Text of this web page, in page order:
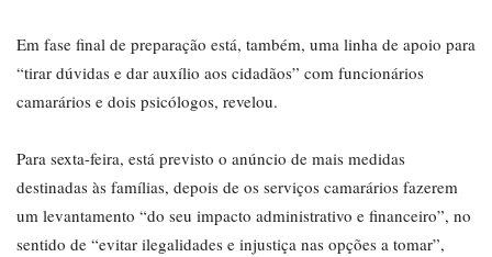
Em fase final de preparação está, também, uma linha de apoio para
“tirar dúvidas e dar auxílio aos cidadãos” com funcionários
camarários e dois psicólogos, revelou.
Para sexta-feira, está previsto o anúncio de mais medidas
destinadas às famílias, depois de os serviços camarários fazerem
um levantamento “do seu impacto administrativo e financeiro”, no
sentido de “evitar ilegalidades e injustiça nas opções a tomar”,